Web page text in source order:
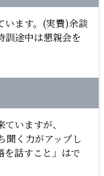
います。(実費)余談
訓途中は懇親会を
いますが、
聞く力がアップし
を話すこと」はで